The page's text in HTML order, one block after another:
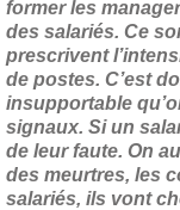
former les
des salariés. Ce
prescrivent
de postes. C’est
insupportable
signaux. Si un
de leur faute. On
des meurtres, les
salariés, ils vont